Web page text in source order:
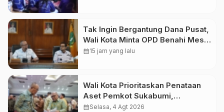
Tak Ingin Bergantung Dana Pusat,
Wali Kota Minta OPD Benahi Mesin
PAD
calendar_month15 jam yang lalu
Wali Kota Prioritaskan Penataan
Aset Pemkot Sukabumi,
Tegaskan Tak Boleh Ada Lagi
calendar_monthSelasa, 4 Agt 2026